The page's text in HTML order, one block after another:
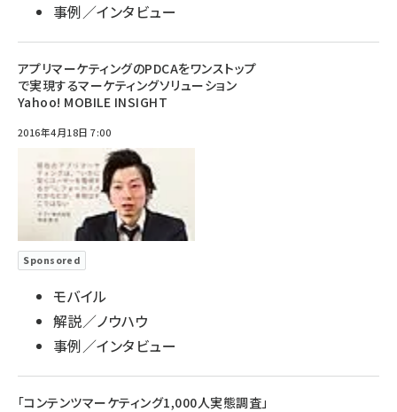
事例／インタビュー
アプリマーケティングのPDCAをワンストップ
で実現するマーケティングソリューション
Yahoo! MOBILE INSIGHT
2016年4月18日 7:00
Sponsored
モバイル
解説／ノウハウ
事例／インタビュー
「コンテンツマーケティング1,000人実態調査」